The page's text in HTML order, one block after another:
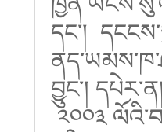
དང་།
བྱུང་།
༢༠༠༣